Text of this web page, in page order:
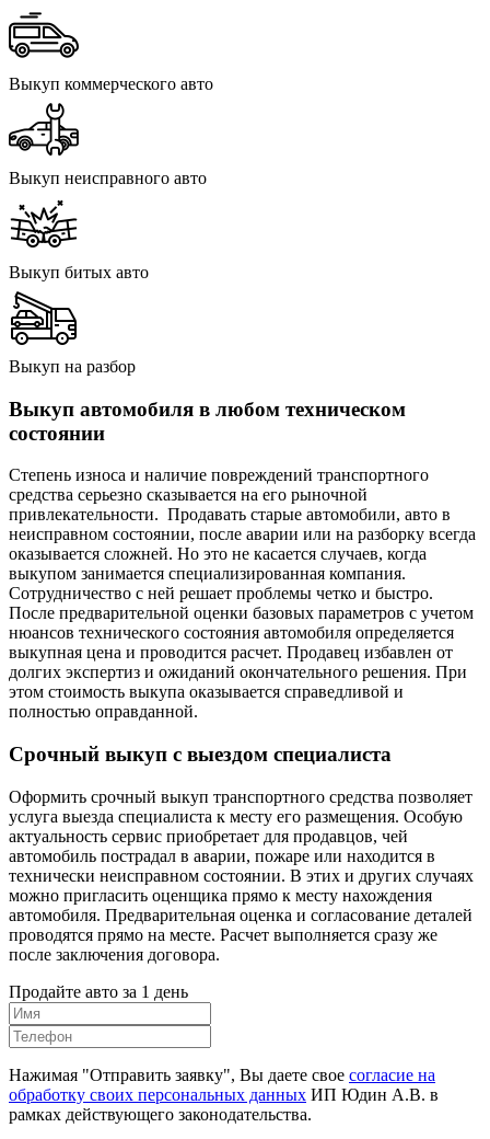
Выкуп коммерческого авто
Выкуп неисправного авто
Выкуп битых авто
Выкуп на разбор
Выкуп автомобиля в любом техническом
состоянии
Степень износа и наличие повреждений транспортного
средства серьезно сказывается на его рыночной
привлекательности. Продавать старые автомобили, авто в
неисправном состоянии, после аварии или на разборку всегда
оказывается сложней. Но это не касается случаев, когда
выкупом занимается специализированная компания.
Сотрудничество с ней решает проблемы четко и быстро.
После предварительной оценки базовых параметров с учетом
нюансов технического состояния автомобиля определяется
выкупная цена и проводится расчет. Продавец избавлен от
долгих экспертиз и ожиданий окончательного решения. При
этом стоимость выкупа оказывается справедливой и
полностью оправданной.
Срочный выкуп с выездом специалиста
Оформить срочный выкуп транспортного средства позволяет
услуга выезда специалиста к месту его размещения. Особую
актуальность сервис приобретает для продавцов, чей
автомобиль пострадал в аварии, пожаре или находится в
технически неисправном состоянии. В этих и других случаях
можно пригласить оценщика прямо к месту нахождения
автомобиля. Предварительная оценка и согласование деталей
проводятся прямо на месте. Расчет выполняется сразу же
после заключения договора.
Продайте авто за 1 день
Нажимая "Отправить заявку", Вы даете свое согласие на
обработку своих персональных данных ИП Юдин А.В. в
рамках действующего законодательства.